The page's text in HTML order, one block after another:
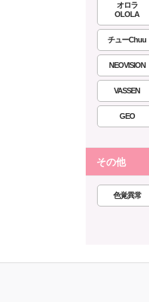
オロラ
OLOLA
チューChuu
NEOVISION
VASSEN
GEO
その他
色覚異常